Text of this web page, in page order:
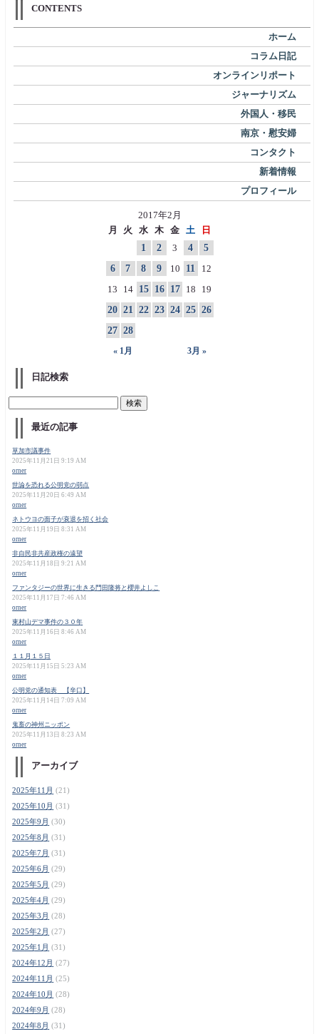
CONTENTS
ホーム
コラム日記
オンラインリポート
ジャーナリズム
外国人・移民
南京・慰安婦
コンタクト
新着情報
プロフィール
2017年2月
月
火 水 木 金 土 日
« 1月 3月 »
1 2 3 4
5
6
7 8 9 10 11
12
13
14 15 16 17 18
19
20 21 22 23 24 25 26
27 28
日記検索
最近の記事
草加市議事件
2025年11月21日 9:19 AM
orner
世論を恐れる公明党の弱点
2025年11月20日 6:49 AM
orner
ネトウヨの面子が衰退を招く社会
2025年11月19日 8:31 AM
orner
非自民非共産政権の遠望
2025年11月18日 9:21 AM
orner
ファンタジーの世界に生きる門田隆将と櫻井よしこ
2025年11月17日 7:46 AM
orner
東村山デマ事件の３０年
2025年11月16日 8:46 AM
orner
１１月１５日
2025年11月15日 5:23 AM
orner
公明党の通知表 【辛口】
2025年11月14日 7:09 AM
orner
鬼畜の神州ニッポン
2025年11月13日 8:23 AM
orner
アーカイブ
2025年11月 (21)
2025年10月 (31)
2025年9月 (30)
2025年8月 (31)
2025年7月 (31)
2025年6月 (29)
2025年5月 (29)
2025年4月 (29)
2025年3月 (28)
2025年2月 (27)
2025年1月 (31)
2024年12月 (27)
2024年11月 (25)
2024年10月 (28)
2024年9月 (28)
2024年8月 (31)